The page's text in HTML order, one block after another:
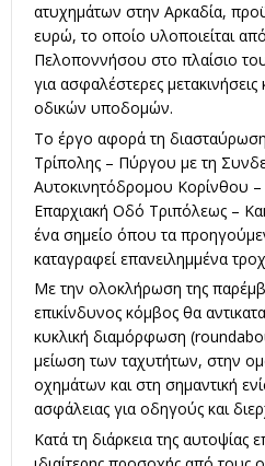
ατυχημάτων στην Αρκαδία,
ευρώ, το οποίο υλοποιείται
Πελοποννήσου στο πλαίσιο
για ασφαλέστερες
οδικών υποδομών.
Το έργο αφορά τη
Τρίπολης – Πύργου με τη
Αυτοκινητόδρομου Κορίνθου –
Επαρχιακή Οδό Τριπόλεως –
ένα σημείο όπου τα
καταγραφεί επανειλημμένα
Με την ολοκλήρωση της
επικίνδυνος κόμβος θα
κυκλική διαμόρφωση
μείωση των ταχυτήτων, στην
οχημάτων και στη σημαντική
ασφάλειας για οδηγούς και
Κατά τη διάρκεια της αυτοψίας